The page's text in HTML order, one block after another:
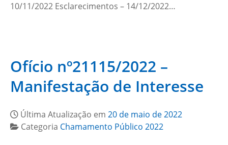
10/11/2022 Esclarecimentos – 14/12/2022…
Ofício nº21115/2022 –
Manifestação de Interesse
Última Atualização em 20 de maio de 2022
Categoria Chamamento Público 2022